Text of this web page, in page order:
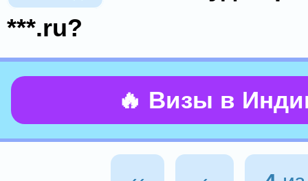
***.ru?
🔥 Визы в